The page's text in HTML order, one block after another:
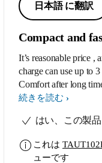
日本語 に翻訳
Compact and
It’s reasonable price ,
charge can use up to
Comfort after long
connect to Bluetooth.
続きを読む
はい、この製
これは
ューです